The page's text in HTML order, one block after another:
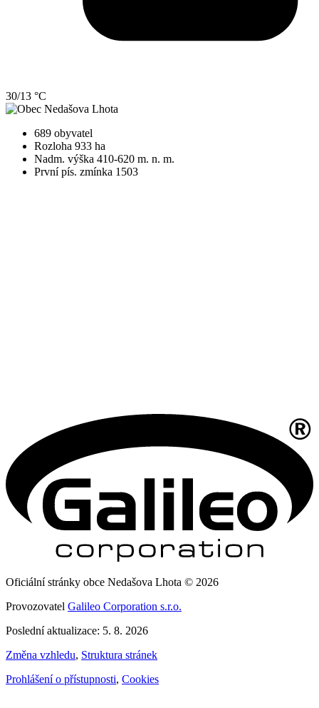
30/13 °C
689 obyvatel
Rozloha 933 ha
Nadm. výška 410-620 m. n. m.
První pís. zmínka 1503
Oficiální stránky obce Nedašova Lhota © 2026
Provozovatel Galileo Corporation s.r.o.
Poslední aktualizace: 5. 8. 2026
Změna vzhledu, Struktura stránek
Prohlášení o přístupnosti, Cookies